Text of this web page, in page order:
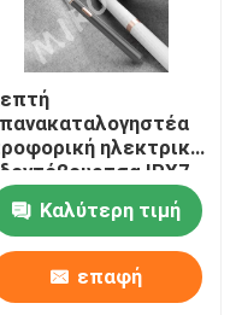
ηλεκτρική
IPX7
αδιάβροχη
3 τρόπους
Καλύτερη τιμή
επαφή